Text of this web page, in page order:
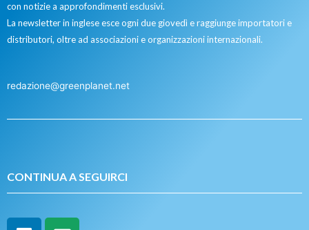
con notizie a approfondimenti esclusivi.
La newsletter in inglese esce ogni due giovedì e raggiunge importatori e
distributori, oltre ad associazioni e organizzazioni internazionali.
redazione@greenplanet.net
CONTINUA A SEGUIRCI